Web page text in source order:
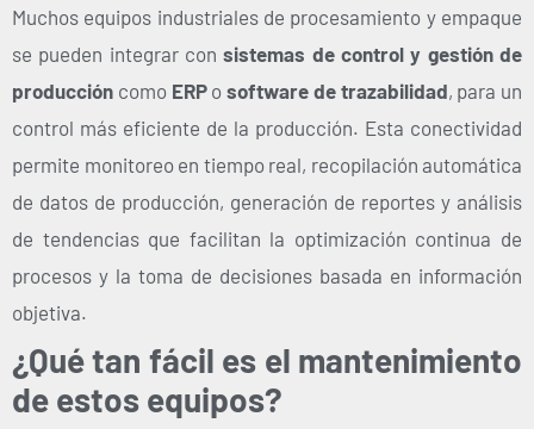
Muchos equipos industriales de procesamiento y empaque
se pueden integrar consistemas de control y gestión de
producción como ERPo software de trazabilidad, para un
control más eficiente de la producción. Esta conectividad
permite monitoreo en tiempo real, recopilación automática
de datos de producción, generación de reportes y análisis
de tendencias que facilitan la optimización continua de
procesos y la toma de decisiones basada en información
objetiva.
¿Qué tan fácil es el mantenimiento
de estos equipos?